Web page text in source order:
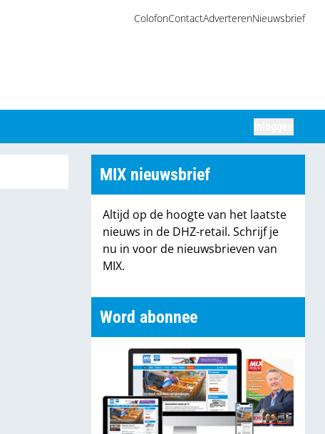
ColofonContactAdverterenNieuwsbrief
MIX nieuwsbrief
Altijd op de hoogte van het laatste
nieuws in de DHZ-retail. Schrijf je
nu in voor de nieuwsbrieven van
MIX.
Word abonnee